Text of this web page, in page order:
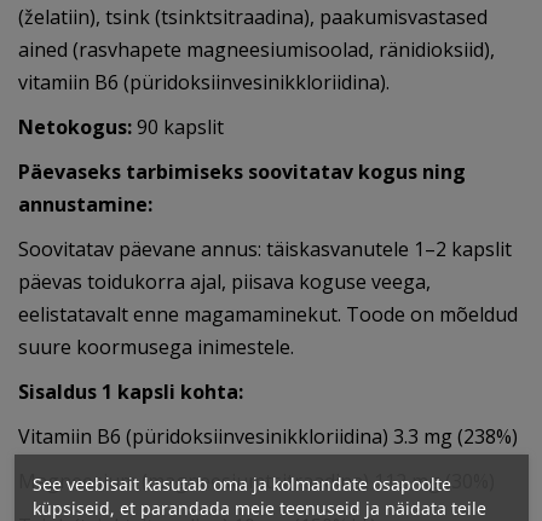
(želatiin), tsink (tsinktsitraadina), paakumisvastased
ained (rasvhapete magneesiumisoolad, ränidioksiid),
vitamiin B6 (püridoksiinvesinikkloriidina).
Netokogus:90 kapslit
Päevaseks tarbimiseks soovitatav kogus ning
annustamine:
Soovitatav päevane annus: täiskasvanutele 1–2 kapslit
päevas toidukorra ajal, piisava koguse veega,
eelistatavalt enne magamaminekut. Toode on mõeldud
suure koormusega inimestele.
Sisaldus 1 kapsli kohta:
Vitamiin B6 (püridoksiinvesinikkloriidina) 3.3 mg (238%)
Magneesium (magneesiumtsitraadina) 112 mg (30%)
See veebisait kasutab oma ja kolmandate osapoolte
küpsiseid, et parandada meie teenuseid ja näidata teile